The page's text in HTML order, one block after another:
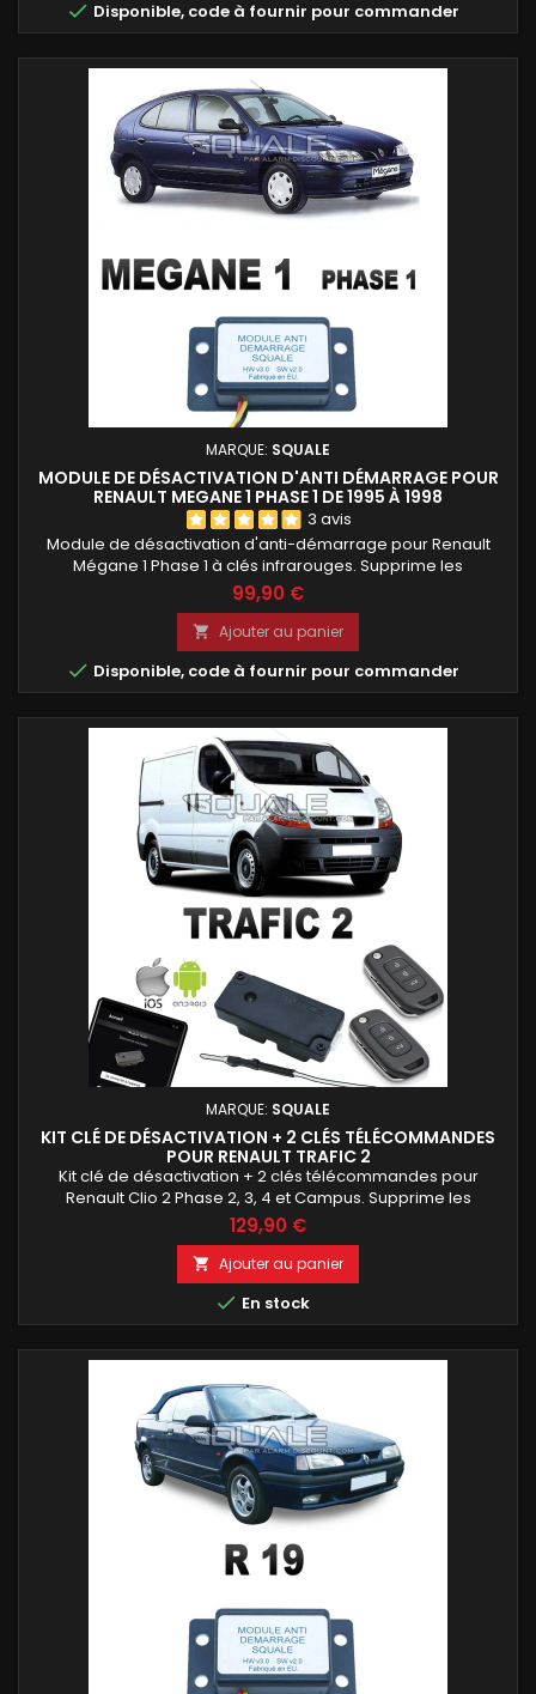
pour...
 Disponible, code à fournir pour commander
MARQUE: SQUALE
MODULE DE DÉSACTIVATION D'ANTI DÉMARRAGE POUR
RENAULT MEGANE 1 PHASE 1 DE 1995 À 1998
3 avis
Module de désactivation d'anti-démarrage pour Renault
Mégane 1 Phase 1 à clés infrarouges. Supprime les
problèmes de démarrage liés aux télécommandes
infrarouges défectueuses. Module programmé avec votre
code PIN, installation simple avec seulement 3 fils à
raccorder. Compatible uniquement avec les Renault
Mégane 1 Phase 1 de 1995 à 1998 équipées de clés...
99,90 €
 Ajouter au panier
 Disponible, code à fournir pour commander
MARQUE: SQUALE
KIT CLÉ DE DÉSACTIVATION + 2 CLÉS TÉLÉCOMMANDES
POUR RENAULT TRAFIC 2
Kit clé de désactivation + 2 clés télécommandes pour
Renault Clio 2 Phase 2, 3, 4 et Campus. Supprime les
problèmes d'anti-démarrage sans code PIN et rétablit
l'ouverture centralisée à distance. Livré avec 2 clés
télécommandes neuves gravées à partir d'une photo de
votre clé d'origine. Installation rapide avec un seul fil à
raccorder sur la bague du...
129,90 €
 Ajouter au panier
 En stock